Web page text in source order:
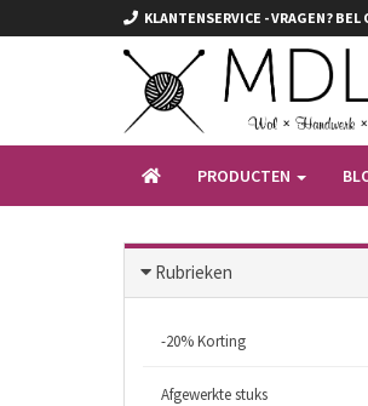
KLANTENSERVICE - VRAGEN? BEL
PRODUCTEN
Rubrieken
-20% Korting
Afgewerkte stuks